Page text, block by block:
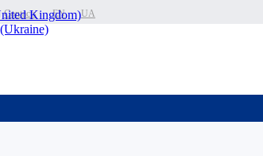
UA
EN
Contacts